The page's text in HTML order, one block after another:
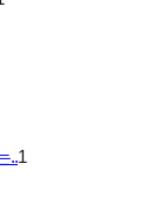
..1